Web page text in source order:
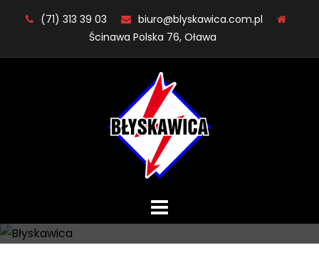
(71) 313 39 03
biuro@blyskawica.com.pl
Ścinawa Polska 76, Oława